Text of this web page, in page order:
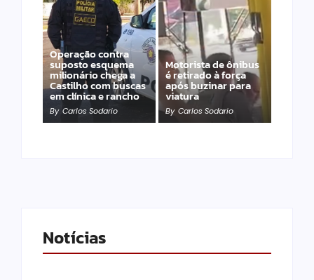
Operação contra
suposto esquema
milionário chega a
Castilho com buscas
em clínica e rancho
By Carlos Sodario
Motorista de ônibus
é retirado à força
após buzinar para
viatura
By Carlos Sodario
Notícias